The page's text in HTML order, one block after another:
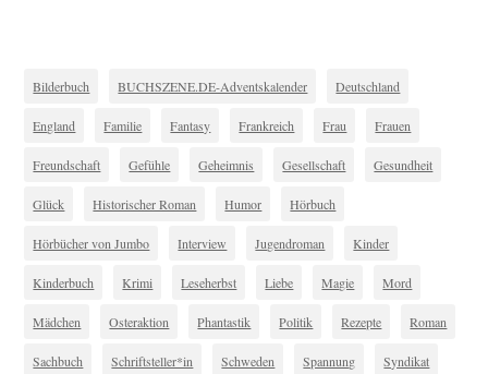
Bilderbuch BUCHSZENE.DE-Adventskalender Deutschland
England Familie Fantasy Frankreich Frau Frauen
Freundschaft Gefühle Geheimnis Gesellschaft Gesundheit
Glück Historischer Roman Humor Hörbuch
Hörbücher von Jumbo Interview Jugendroman Kinder
Kinderbuch Krimi Leseherbst Liebe Magie Mord
Mädchen Osteraktion Phantastik Politik Rezepte Roman
Sachbuch Schriftsteller*in Schweden Spannung Syndikat